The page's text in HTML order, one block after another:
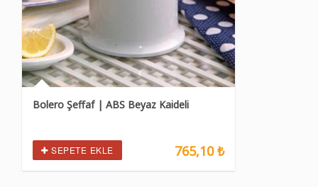
Bolero Şeffaf | ABS Beyaz Kaideli
SEPETE EKLE 765,10 ₺